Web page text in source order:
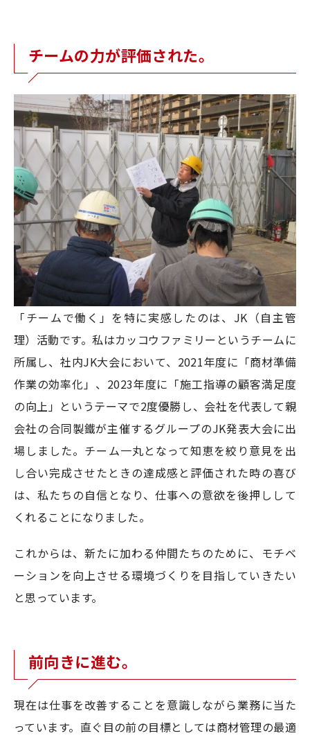
チームの力が評価された。
「チームで働く」を特に実感したのは、JK（自主管
理）活動です。私はカッコウファミリーというチームに
所属し、社内JK大会において、2021年度に「商材準備
作業の効率化」、2023年度に「施工指導の顧客満足度
の向上」というテーマで2度優勝し、会社を代表して親
会社の合同製鐵が主催するグループのJK発表大会に出
場しました。チーム一丸となって知恵を絞り意見を出
し合い完成させたときの達成感と評価された時の喜び
は、私たちの自信となり、仕事への意欲を後押しして
くれることになりました。
これからは、新たに加わる仲間たちのために、モチベ
ーションを向上させる環境づくりを目指していきたい
と思っています。
前向きに進む。
現在は仕事を改善することを意識しながら業務に当た
っています。直ぐ目の前の目標としては商材管理の最適